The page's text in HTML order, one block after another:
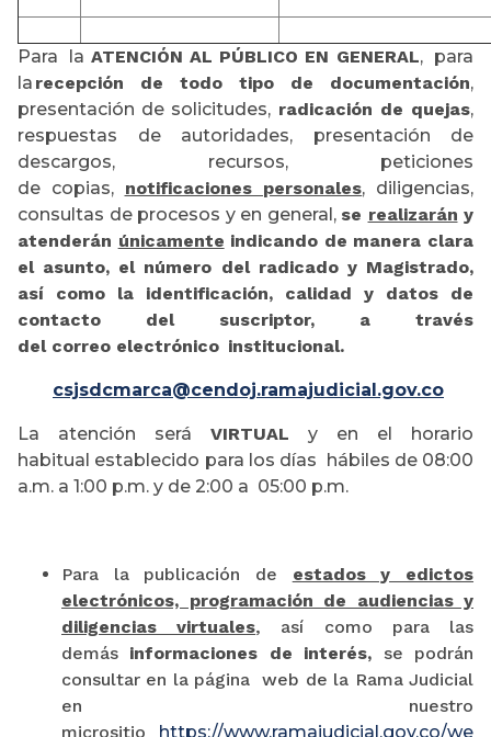
Para la ATENCIÓN AL PÚBLICO EN GENERAL, para
la recepción de todo tipo de documentación,
presentación de solicitudes, radicación de quejas,
respuestas de autoridades, presentación de
descargos, recursos, peticiones
de copias, notificaciones personales, diligencias,
consultas de procesos y en general, se realizarán y
atenderán únicamente indicando de manera clara
el asunto, el número del radicado y Magistrado,
así como la identificación, calidad y datos de
contacto del suscriptor, a través
del correo electrónico institucional.
csjsdcmarca@cendoj.ramajudicial.gov.co
La atención será VIRTUALy en el horario
habitual establecido para los días hábiles de 08:00
a.m. a 1:00 p.m. y de 2:00 a 05:00 p.m.
Para la publicación de estados y edictos
electrónicos, programación de audiencias y
diligencias virtuales, así como para las
demás informaciones de interés, se podrán
consultar en la página web de la Rama Judicial
en nuestro
micrositio https://www.ramajudicial.gov.co/we